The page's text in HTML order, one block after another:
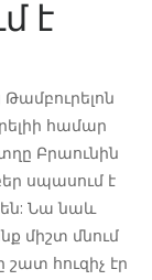
է
համար
Բրաունին
սպասում է
Նա նաև
միշտ մնում
շատ հուզիչ էր